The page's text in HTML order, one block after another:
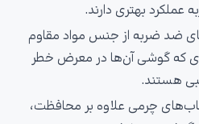
عملکرد بهتری دارند.
ضد ضربه از جنس مواد مقاوم
که گوشی آن‌ها در معرض خطر
هستند.
چرمی علاوه بر محافظت،